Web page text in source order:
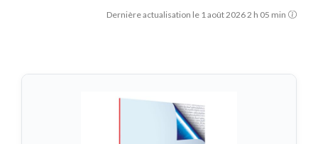
Dernière actualisation le 1 août 2026 2 h 05 min